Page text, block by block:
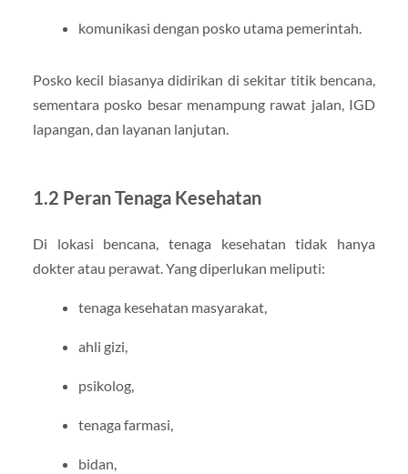
komunikasi dengan posko utama pemerintah.
Posko kecil biasanya didirikan di sekitar titik bencana,
sementara posko besar menampung rawat jalan, IGD
lapangan, dan layanan lanjutan.
1.2 Peran Tenaga Kesehatan
Di lokasi bencana, tenaga kesehatan tidak hanya
dokter atau perawat. Yang diperlukan meliputi:
tenaga kesehatan masyarakat,
ahli gizi,
psikolog,
tenaga farmasi,
bidan,